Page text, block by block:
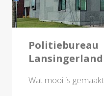
Politiebureau
Lansingerland
Wat mooi is